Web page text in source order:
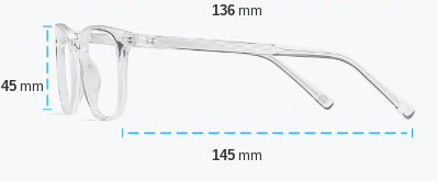
45 mm
136 mm
145 mm